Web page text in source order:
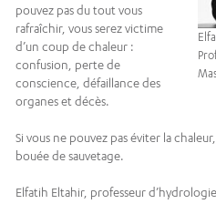
pouvez pas du tout vous
rafraîchir, vous serez victime
d’un coup de chaleur :
confusion, perte de
conscience, défaillance des
organes et décès.
Si vous ne pouvez pas éviter la
bouée de sauvetage.
Elfatih Eltahir, professeur